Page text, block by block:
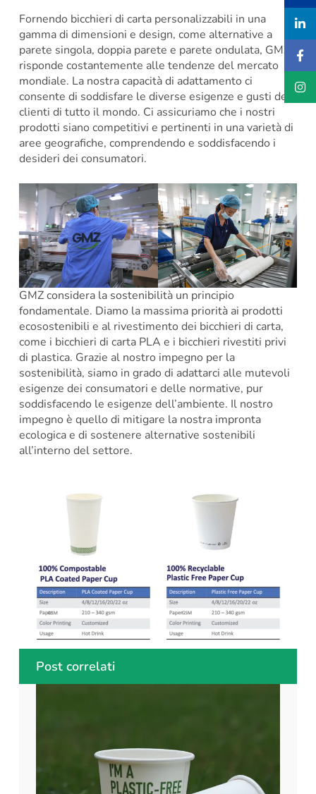
Fornendo bicchieri di carta personalizzabili in una
gamma di dimensioni e design, come alternative a
parete singola, doppia parete e parete ondulata, GMZ
risponde costantemente alle tendenze del mercato
mondiale. La nostra capacità di adattamento ci
consente di soddisfare le diverse esigenze e gusti dei
clienti di tutto il mondo. Ci assicuriamo che i nostri
prodotti siano competitivi e pertinenti in una varietà di
aree geografiche, comprendendo e soddisfacendo i
desideri dei consumatori.
GMZ considera la sostenibilità un principio
fondamentale. Diamo la massima priorità ai prodotti
ecosostenibili e al rivestimento dei bicchieri di carta,
come i bicchieri di carta PLA e i bicchieri rivestiti privi
di plastica. Grazie al nostro impegno per la
sostenibilità, siamo in grado di adattarci alle mutevoli
esigenze dei consumatori e delle normative, pur
soddisfacendo le esigenze dell’ambiente. Il nostro
impegno è quello di mitigare la nostra impronta
ecologica e di sostenere alternative sostenibili
all’interno del settore.
Post correlati